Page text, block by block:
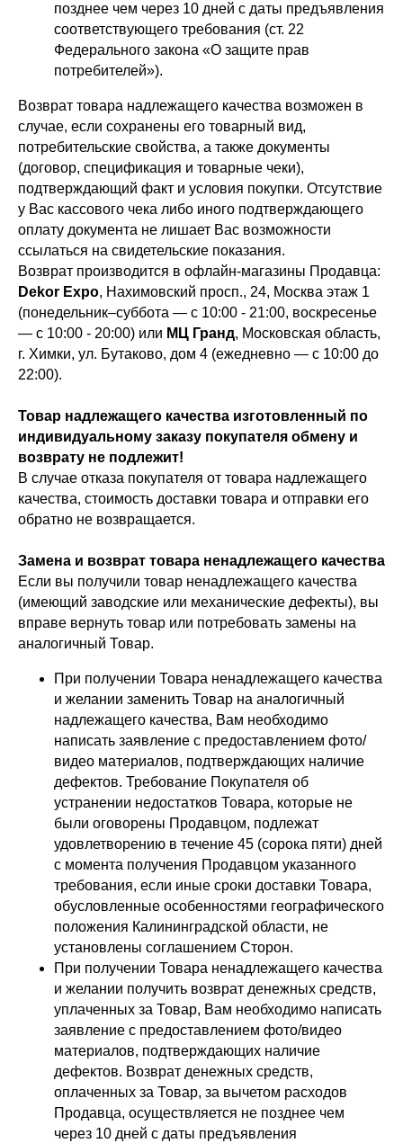
позднее чем через 10 дней с даты предъявления
соответствующего требования (ст. 22
Федерального закона «О защите прав
потребителей»).
Возврат товара надлежащего качества возможен в
случае, если сохранены его товарный вид,
потребительские свойства, а также документы
(договор, спецификация и товарные чеки),
подтверждающий факт и условия покупки. Отсутствие
у Вас кассового чека либо иного подтверждающего
оплату документа не лишает Вас возможности
ссылаться на свидетельские показания.
Возврат производится в офлайн-магазины Продавца:
Dekor Expo, Нахимовский просп., 24, Москва этаж 1
(понедельник–суббота — с 10:00 - 21:00, воскресенье
— с 10:00 - 20:00) или МЦ Гранд, Московская область,
г. Химки, ул. Бутаково, дом 4 (ежедневно — с 10:00 до
22:00).
Товар надлежащего качества изготовленный по
индивидуальному заказу покупателя обмену и
возврату не подлежит!
В случае отказа покупателя от товара надлежащего
качества, стоимость доставки товара и отправки его
обратно не возвращается.
Замена и возврат товара ненадлежащего качества
Если вы получили товар ненадлежащего качества
(имеющий заводские или механические дефекты), вы
вправе вернуть товар или потребовать замены на
аналогичный Товар.
При получении Товара ненадлежащего качества
и желании заменить Товар на аналогичный
надлежащего качества, Вам необходимо
написать заявление с предоставлением фото/
видео материалов, подтверждающих наличие
дефектов. Требование Покупателя об
устранении недостатков Товара, которые не
были оговорены Продавцом, подлежат
удовлетворению в течение 45 (сорока пяти) дней
с момента получения Продавцом указанного
требования, если иные сроки доставки Товара,
обусловленные особенностями географического
положения Калининградской области, не
установлены соглашением Сторон.
При получении Товара ненадлежащего качества
и желании получить возврат денежных средств,
уплаченных за Товар, Вам необходимо написать
заявление с предоставлением фото/видео
материалов, подтверждающих наличие
дефектов. Возврат денежных средств,
оплаченных за Товар, за вычетом расходов
Продавца, осуществляется не позднее чем
через 10 дней с даты предъявления